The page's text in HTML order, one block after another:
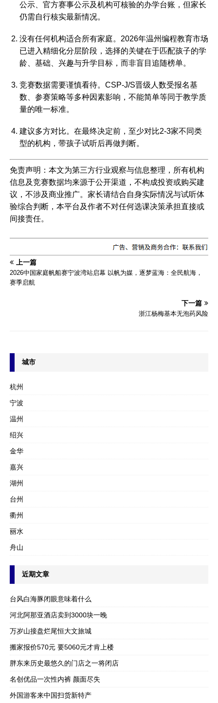
公示、官方赛事公示及机构可核验的办学台账，但家长
仍需自行核实最新情况。
没有任何机构适合所有家庭。2026年温州编程教育市场
已进入精细化分层阶段，选择的关键在于匹配孩子的学
龄、基础、兴趣与升学目标，而非盲目追随榜单。
竞赛数据需要谨慎看待。CSP-J/S晋级人数受报名基
数、参赛策略等多种因素影响，不能简单等同于教学质
量的唯一标准。
建议多方对比。在最终决定前，至少对比2-3家不同类
型的机构，带孩子试听后再做判断。
免责声明 ：本文为第三方行业观察与信息整理，所有机构
信息及竞赛数据均来源于公开渠道，不构成投资或购买建
议，不涉及商业推广。家长请结合自身实际情况与试听体
验综合判断，本平台及作者不对任何选课决策承担直接或
间接责任。
上一篇
2026中国家庭帆船赛宁波湾站启幕 以帆为媒，逐梦蓝海：全民航海，
赛季启航
下一篇
浙江杨梅基本无泡药风险
城市
杭州
宁波
温州
绍兴
金华
嘉兴
湖州
台州
衢州
丽水
舟山
近期文章
台风白海豚闭眼意味着什么
河北阿那亚酒店卖到3000块一晚
万岁山接盘烂尾恒大文旅城
搬家报价570元 要5060元才肯上楼
胖东来历史最悠久的门店之一将闭店
名创优品一次性内裤 颜面尽失
外国游客来中国扫货新特产